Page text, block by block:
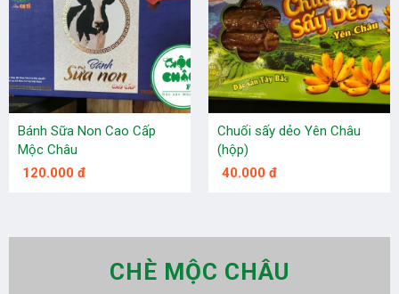
Bánh Sữa Non Cao Cấp
Mộc Châu
120.000 đ
Chuối sấy dẻo Yên Châu
(hộp)
40.000 đ
CHÈ MỘC CHÂU